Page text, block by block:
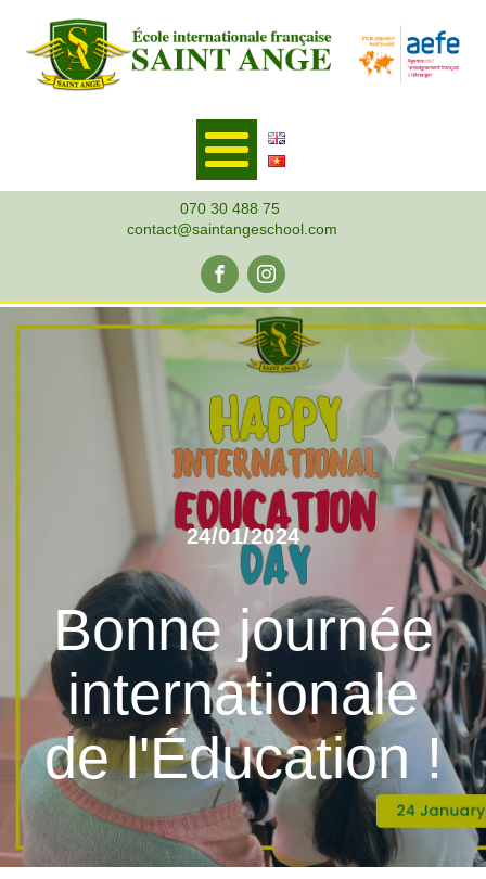
070 30 488 75
contact@saintangeschool.com
24/01/2024
Bonne journée
internationale
de l'Éducation !